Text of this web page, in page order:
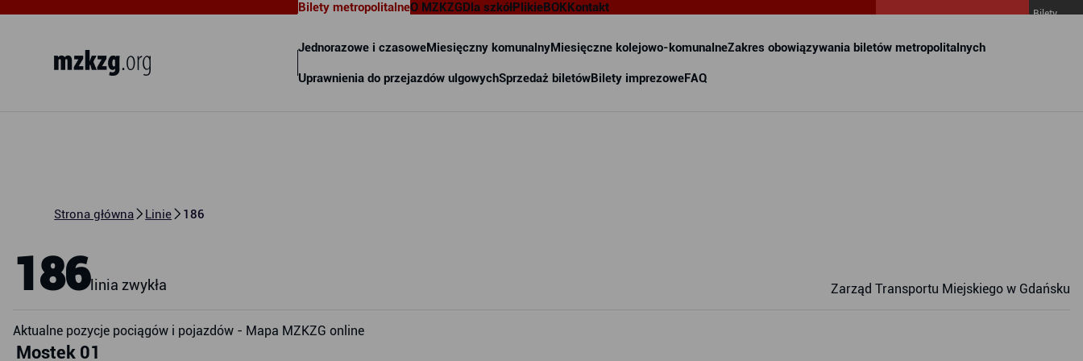
Bilety metropolitalne
Jednorazowe i czasoweMiesięczny komunalnyMiesięczne kolejowo-komunalneZakres obowiązywania biletów metropolitalnych
Uprawnienia do przejazdów ulgowychSprzedaż biletówBilety imprezoweFAQ
O MZKZGDla szkółPlikieBOKKontakt
Bilety
Strona główna Linie 186
186linia zwykła Zarząd Transportu Miejskiego w Gdańsku
Aktualne pozycje pociągów i pojazdów - Mapa MZKZG online
Mostek 01